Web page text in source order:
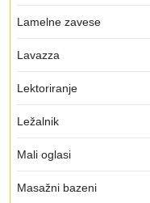
Lamelne zavese
Lavazza
Lektoriranje
Ležalnik
Mali oglasi
Masažni bazeni